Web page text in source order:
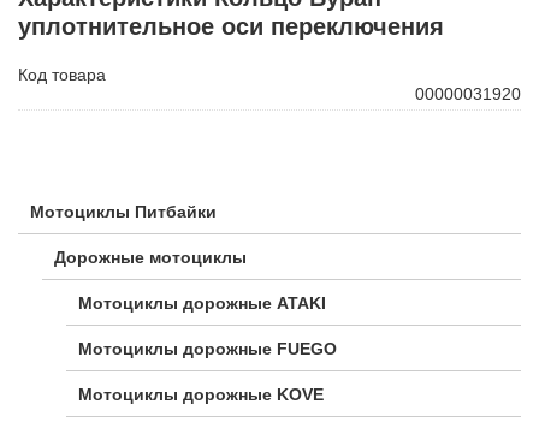
Мотоциклы Питбайки
Дорожные мотоциклы
Мотоциклы дорожные ATAKI
Мотоциклы дорожные FUEGO
Мотоциклы дорожные KOVE
уплотнительное оси переключения
Код товара
00000031920